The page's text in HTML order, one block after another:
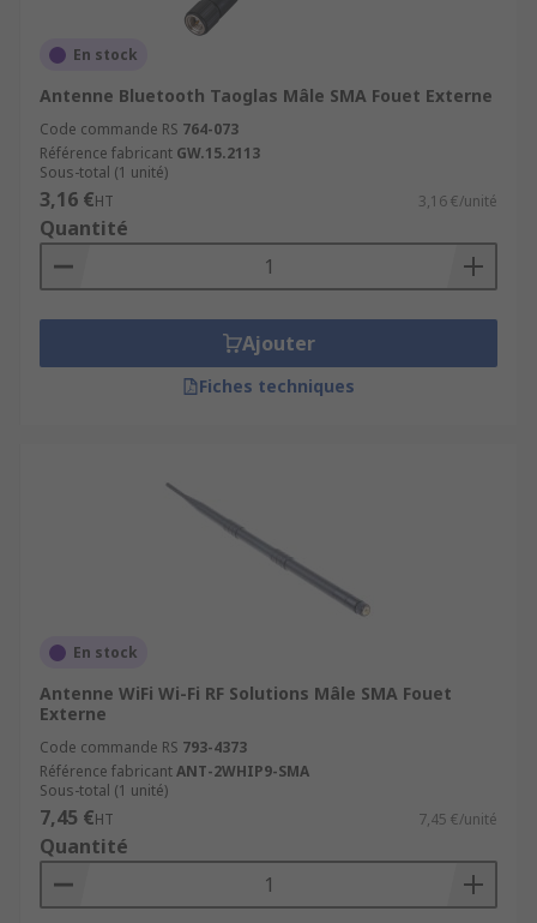
En stock
Antenne Bluetooth Taoglas Mâle SMA Fouet Externe
Code commande RS 764-073
Référence fabricant GW.15.2113
Sous-total (1 unité)
3,16 €HT 3,16 €/unité
Quantité
Ajouter
Fiches techniques
En stock
Antenne WiFi Wi-Fi RF Solutions Mâle SMA Fouet
Externe
Code commande RS 793-4373
Référence fabricantANT-2WHIP9-SMA
Sous-total (1 unité)
7,45 €HT 7,45 €/unité
Quantité